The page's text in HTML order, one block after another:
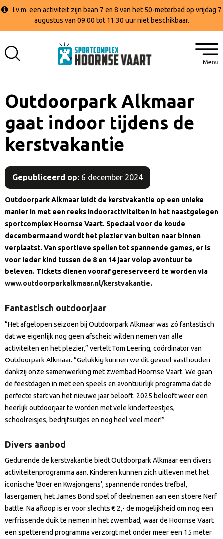
I.v.m. een activiteit zijn baan 7 en 8 van het 50-meterbad op vrijdag 7
augustus van 09.00 tot 11.30 uur niet beschikbaar.
Outdoorpark Alkmaar
gaat indoor tijdens de
kerstvakantie
Gepubliceerd op: 6 december 2024
Outdoorpark Alkmaar luidt de kerstvakantie op een unieke
manier in met een reeks indooractiviteiten in het naastgelegen
sportcomplex Hoornse Vaart. Speciaal voor de koude
decembermaand wordt het plezier van buiten naar binnen
verplaatst. Van sportieve spellen tot spannende games, er is
voor ieder kind tussen de 8 en 14 jaar volop avontuur te
beleven. Tickets dienen vooraf gereserveerd te worden via
www.outdoorparkalkmaar.nl/kerstvakantie.
Fantastisch outdoorjaar
“Het afgelopen seizoen bij Outdoorpark Alkmaar was zó fantastisch
dat we eigenlijk nog geen afscheid wilden nemen van alle
activiteiten en het plezier,” vertelt Tom Leering, coördinator van
Outdoorpark Alkmaar. “Gelukkig kunnen we dit gevoel vasthouden
dankzij onze samenwerking met zwembad Hoornse Vaart. We gaan
de feestdagen in met een speels en avontuurlijk programma dat de
perfecte start van het nieuwe jaar belooft. 2025 belooft weer een
heerlijk outdoorjaar te worden met vele kinderfeestjes,
schoolreisjes, bedrijfsuitjes en nog heel veel meer!”
Divers aanbod
Gedurende de kerstvakantie biedt Outdoorpark Alkmaar een divers
activiteitenprogramma aan. Kinderen kunnen zich uitleven met het
iconische ‘Boer en Kwajongens’, spannende rondes trefbal,
lasergamen, het James Bond spel of deelnemen aan een stoere Nerf
battle. Na afloop is er voor slechts € 2,- de mogelijkheid om nog een
verfrissende duik te nemen in het zwembad, waar de Hoornse Vaart
een spetterend programma verzorgt met onder meer een 15 meter